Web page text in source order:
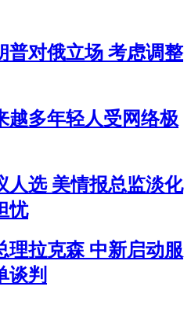
普对俄立场 考虑调整
越多年轻人受网络极
人选 美情报总监淡化
忧
理拉克森 中新启动服
谈判